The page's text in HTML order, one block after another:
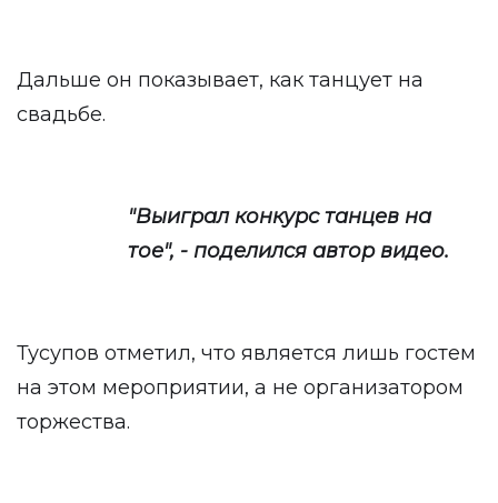
Дальше он показывает, как танцует на
свадьбе.
"Выиграл конкурс танцев на
тое", - поделился автор видео.
Тусупов отметил, что является лишь гостем
на этом мероприятии, а не организатором
торжества.